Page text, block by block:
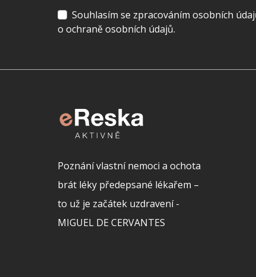
Souhlasím se zpracováním osobních
o ochraně osobních údajů.
Poznání vlastní nemoci a ochota
brát léky předepsané lékařem –
to už je začátek uzdravení -
MIGUEL DE CERVANTES